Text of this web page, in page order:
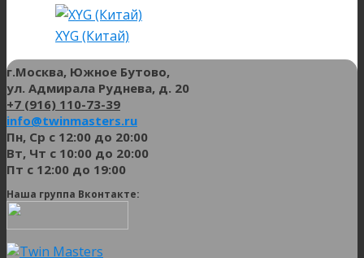
XYG (Китай)
г.Москва, Южное Бутово,
ул. Адмирала Руднева, д. 20
+7 (916) 110-73-39
info@twinmasters.ru
Пн, Ср с 12:00 до 20:00
Вт, Чт с 10:00 до 20:00
Пт с 12:00 до 19:00
Наша группа Вконтакте: